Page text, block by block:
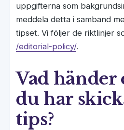
uppgifterna som
meddela detta i samband
tipset. Vi följer de riktlinjer
/editorial-policy/.
Vad händer
du har
tips?